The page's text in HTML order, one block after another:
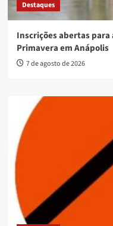
Destaques
Inscrições abertas para
Primavera em Anápolis
7 de agosto de 2026